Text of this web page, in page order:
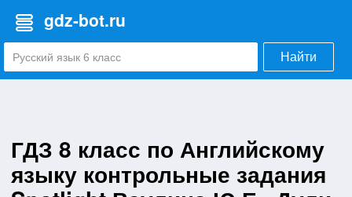
gdz-bot.ru
Найти
ГДЗ 8 класс по Английскому
языку контрольные задания